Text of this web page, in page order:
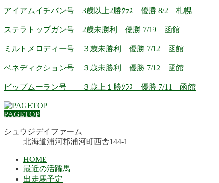
アイアムイチバン号 3歳以上2勝ｸﾗｽ 優勝 8/2 札幌
ステラトップガン号 2歳未勝利 優勝 7/19 函館
ミルトメロディー号 ３歳未勝利 優勝 7/12 函館
ベネディクション号 ３歳未勝利 優勝 7/12 函館
ビップムーラン号 ３歳上１勝ｸﾗｽ 優勝 7/11 函館
PAGETOP
シュウジデイファーム
北海道浦河郡浦河町西舎144-1
HOME
最近の活躍馬
出走馬予定